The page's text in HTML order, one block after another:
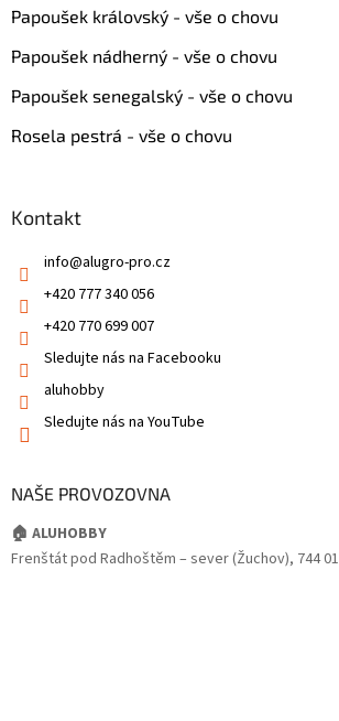
Papoušek královský - vše o chovu
Papoušek nádherný - vše o chovu
Papoušek senegalský - vše o chovu
Rosela pestrá - vše o chovu
Kontakt
info@alugro-pro.cz
+420 777 340 056
+420 770 699 007
Sledujte nás na Facebooku
aluhobby
Sledujte nás na YouTube
NAŠE PROVOZOVNA
🏠 ALUHOBBY
Frenštát pod Radhoštěm – sever (Žuchov), 744 01